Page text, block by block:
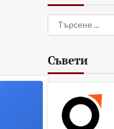
Търсене
за:
Съвети